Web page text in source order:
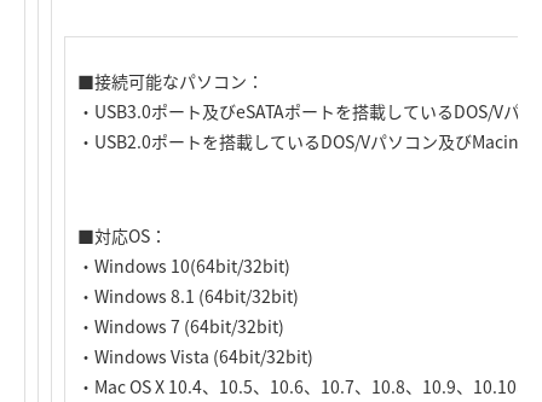
■接続可能なパソコン：
・USB3.0ポート及びeSATAポートを搭載しているDOS/Vパ
・USB2.0ポートを搭載しているDOS/Vパソコン及び
■対応OS：
・Windows 10(64bit/32bit)
・Windows 8.1 (64bit/32bit)
・Windows 7 (64bit/32bit)
・Windows Vista (64bit/32bit)
・Mac OS X 10.4、10.5、10.6、10.7、10.8、10.9、10.10、